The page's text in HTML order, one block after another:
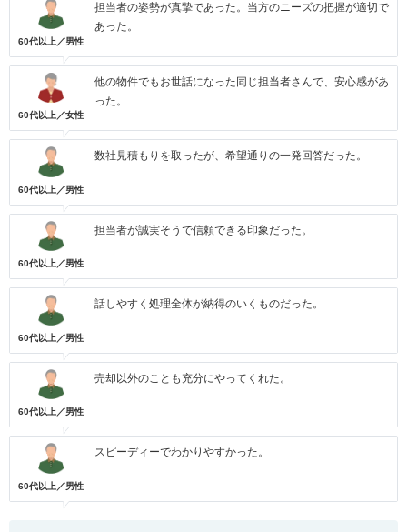
60代以上／男性
担当者の姿勢が真摯であった。当方のニーズの把握が適切で
あった。
60代以上／女性
他の物件でもお世話になった同じ担当者さんで、安心感があ
った。
60代以上／男性
数社見積もりを取ったが、希望通りの一発回答だった。
60代以上／男性
担当者が誠実そうで信頼できる印象だった。
60代以上／男性
話しやすく処理全体が納得のいくものだった。
60代以上／男性
売却以外のことも充分にやってくれた。
60代以上／男性
スピーディーでわかりやすかった。